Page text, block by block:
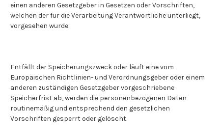
einen anderen Gesetzgeber in Gesetzen oder Vorschriften,
welchen der für die Verarbeitung Verantwortliche unterliegt,
vorgesehen wurde.
Entfällt der Speicherungszweck oder läuft eine vom
Europäischen Richtlinien- und Verordnungsgeber oder einem
anderen zuständigen Gesetzgeber vorgeschriebene
Speicherfrist ab, werden die personenbezogenen Daten
routinemäßig und entsprechend den gesetzlichen
Vorschriften gesperrt oder gelöscht.